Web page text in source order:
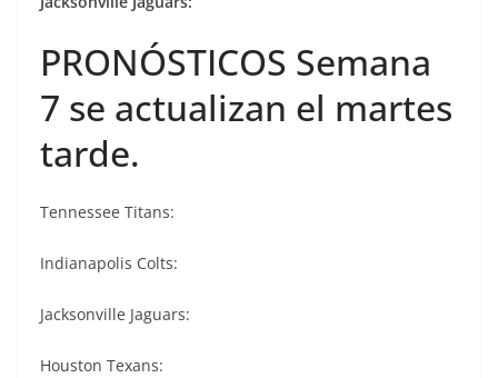
PRONÓSTICOS Semana
7 se actualizan el martes
tarde.
Tennessee Titans:
Indianapolis Colts:
Jacksonville Jaguars:
Houston Texans: